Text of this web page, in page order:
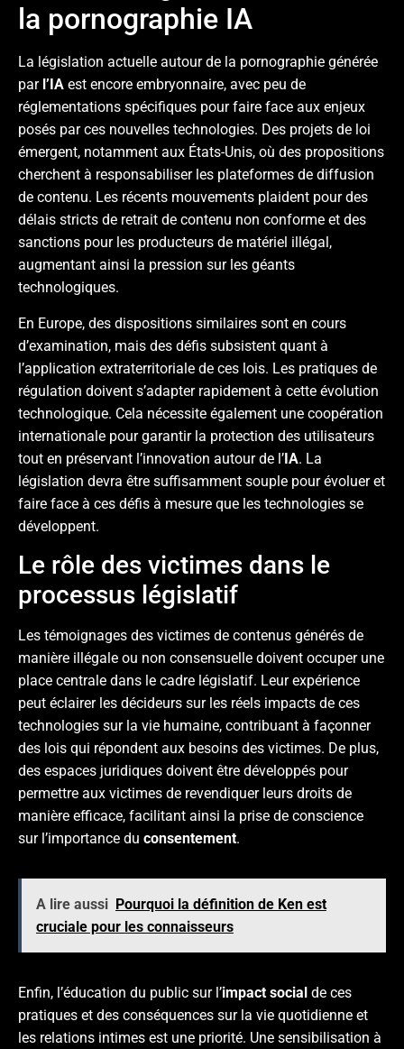
la pornographie IA
La législation actuelle autour de la pornographie générée
par l’IA est encore embryonnaire, avec peu de
réglementations spécifiques pour faire face aux enjeux
posés par ces nouvelles technologies. Des projets de loi
émergent, notamment aux États-Unis, où des propositions
cherchent à responsabiliser les plateformes de diffusion
de contenu. Les récents mouvements plaident pour des
délais stricts de retrait de contenu non conforme et des
sanctions pour les producteurs de matériel illégal,
augmentant ainsi la pression sur les géants
technologiques.
En Europe, des dispositions similaires sont en cours
d’examination, mais des défis subsistent quant à
l’application extraterritoriale de ces lois. Les pratiques de
régulation doivent s’adapter rapidement à cette évolution
technologique. Cela nécessite également une coopération
internationale pour garantir la protection des utilisateurs
tout en préservant l’innovation autour de l’IA. La
législation devra être suffisamment souple pour évoluer et
faire face à ces défis à mesure que les technologies se
développent.
Le rôle des victimes dans le
processus législatif
Les témoignages des victimes de contenus générés de
manière illégale ou non consensuelle doivent occuper une
place centrale dans le cadre législatif. Leur expérience
peut éclairer les décideurs sur les réels impacts de ces
technologies sur la vie humaine, contribuant à façonner
des lois qui répondent aux besoins des victimes. De plus,
des espaces juridiques doivent être développés pour
permettre aux victimes de revendiquer leurs droits de
manière efficace, facilitant ainsi la prise de conscience
sur l’importance du consentement.
A lire aussi Pourquoi la définition de Ken est
cruciale pour les connaisseurs
Enfin, l’éducation du public sur l’impact social de ces
pratiques et des conséquences sur la vie quotidienne et
les relations intimes est une priorité. Une sensibilisation à